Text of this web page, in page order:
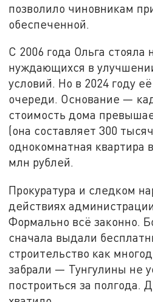
позволило чиновникам
обеспеченной.
С 2006 года Ольга стояла
нуждающихся в
условий. Но в 2024 году
очереди. Основание —
стоимость дома
(она составляет 300
однокомнатная квартира
млн рублей.
Прокуратура и следком
действиях
Формально всё законно.
сначала выдали
строительство как
забрали — Тунгулины не
построиться за полгода.